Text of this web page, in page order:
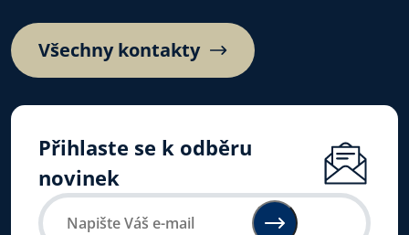
Všechny kontakty
Přihlaste se k odběru
novinek